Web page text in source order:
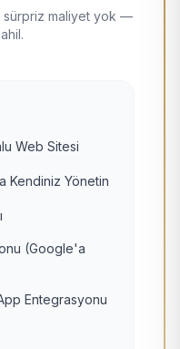
sürpriz maliyet yok —
Web Sitesi
Kendiniz Yönetin
(Google'a
Entegrasyonu